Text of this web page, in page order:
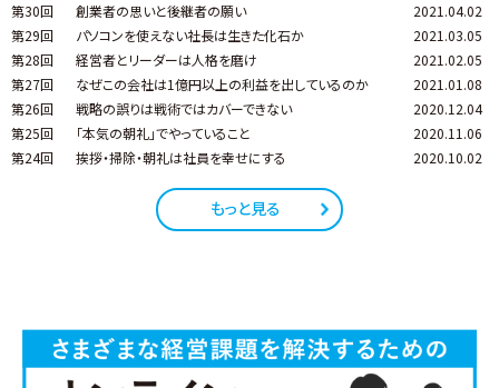
第30回
創業者の思いと後継者の願い
2021.04.02
第29回
パソコンを使えない社長は生きた化石か
2021.03.05
第28回
経営者とリーダーは人格を磨け
2021.02.05
第27回
なぜこの会社は1億円以上の利益を出しているのか
2021.01.08
第26回
戦略の誤りは戦術ではカバーできない
2020.12.04
第25回
「本気の朝礼」でやっていること
2020.11.06
第24回
挨拶・掃除・朝礼は社員を幸せにする 2020.10.02
もっと見る